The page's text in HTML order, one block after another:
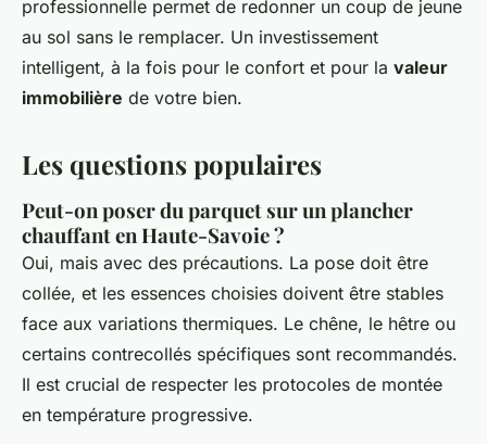
professionnelle permet de redonner un coup de jeune
au sol sans le remplacer. Un investissement
intelligent, à la fois pour le confort et pour la valeur
immobilière de votre bien.
Les questions populaires
Peut-on poser du parquet sur un plancher
chauffant en Haute-Savoie ?
Oui, mais avec des précautions. La pose doit être
collée, et les essences choisies doivent être stables
face aux variations thermiques. Le chêne, le hêtre ou
certains contrecollés spécifiques sont recommandés.
Il est crucial de respecter les protocoles de montée
en température progressive.